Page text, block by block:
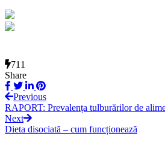
711
Share
Previous
RAPORT: Prevalența tulburărilor de
Next
Dieta disociată – cum funcționează